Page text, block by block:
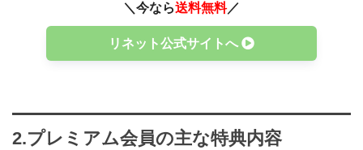
＼今なら送料無料／
リネット公式サイトへ
2.プレミアム会員の主な特典内容